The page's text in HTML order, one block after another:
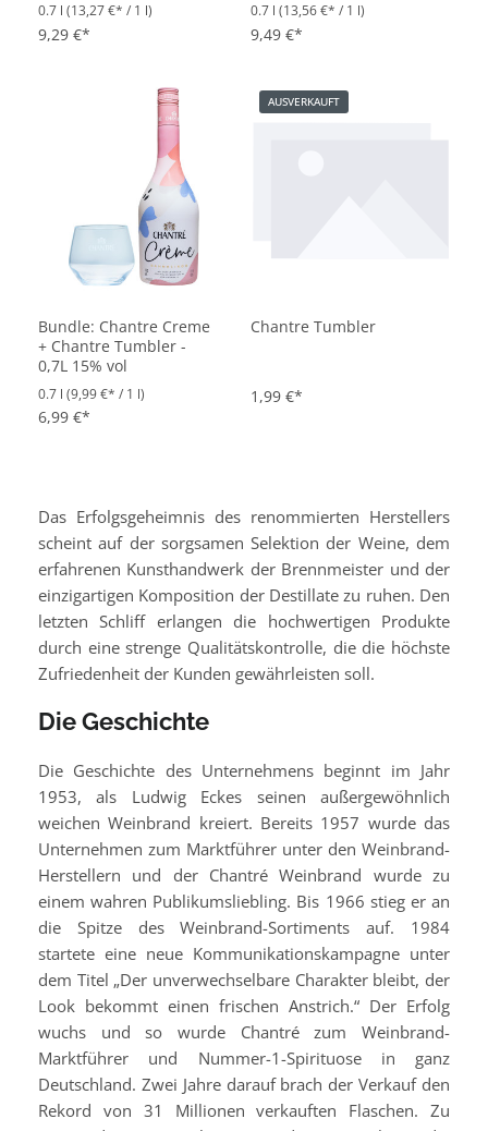
Durchschnittliche Bewertung von 4.9 von 5 Sternen
0.7 l (13,27 €* / 1 l)
9,29 €*
Durchschnittliche Bewertung
0.7 l (13,56 €* / 1 l)
9,49 €*
Bundle: Chantre Creme
+ Chantre Tumbler -
0,7L 15% vol
0.7 l (9,99 €* / 1 l)
6,99 €*
AUSVERKAUFT
Chantre Tumbler
1,99 €*
Das Erfolgsgeheimnis des renommierten Herstellers
scheint auf der sorgsamen Selektion der Weine, dem
erfahrenen Kunsthandwerk der Brennmeister und der
einzigartigen Komposition der Destillate zu ruhen. Den
letzten Schliff erlangen die hochwertigen Produkte
durch eine strenge Qualitätskontrolle, die die höchste
Zufriedenheit der Kunden gewährleisten soll.
Die Geschichte
Die Geschichte des Unternehmens beginnt im Jahr
1953, als Ludwig Eckes seinen außergewöhnlich
weichen Weinbrand kreiert. Bereits 1957 wurde das
Unternehmen zum Marktführer unter den Weinbrand-
Herstellern und der Chantré Weinbrand wurde zu
einem wahren Publikumsliebling. Bis 1966 stieg er an
die Spitze des Weinbrand-Sortiments auf. 1984
startete eine neue Kommunikationskampagne unter
dem Titel „Der unverwechselbare Charakter bleibt, der
Look bekommt einen frischen Anstrich.“ Der Erfolg
wuchs und so wurde Chantré zum Weinbrand-
Marktführer und Nummer-1-Spirituose in ganz
Deutschland. Zwei Jahre darauf brach der Verkauf den
Rekord von 31 Millionen verkauften Flaschen. Zu